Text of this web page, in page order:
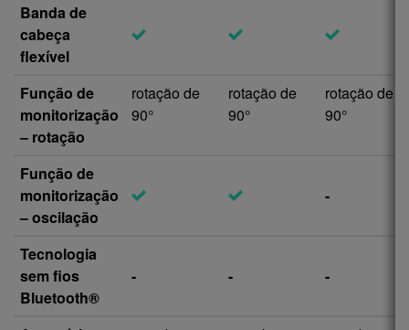
Banda de
cabeça
flexível
Função de
monitorização
– rotação
rotação de
90°
rotação de
90°
rotação de
90°
Função de
monitorização
– oscilação
-
Tecnologia
sem fios
Bluetooth®
- - -